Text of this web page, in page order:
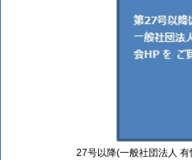
27号以降(一般社団法人